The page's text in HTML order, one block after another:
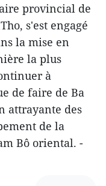
provincial de
s'est engagé
la mise en
la plus
à
de faire de Ba
attrayante des
de la
Bô oriental. -